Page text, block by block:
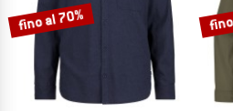
fino al 70%